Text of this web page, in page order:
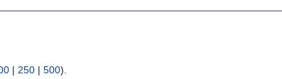
| 250 | 500).